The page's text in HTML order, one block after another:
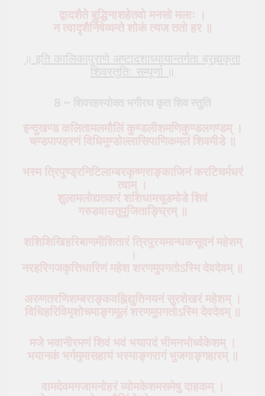
द्वादशैते बुद्धिनाशहेतवो मनसो मलाः ।
न त्वादृशैर्निषेव्यन्ते शोकं त्यज ततो हर ॥
॥ इति कालिकापुराणे अष्टादशाध्यायान्तर्गता ब्रह्मकृता
शिवस्तुतिः सम्पूर्णा ॥
इन्दुखण्ड कलितामलमौलिं कुण्डलीशमणिकुण्डलगण्डम् ।
चण्डपापहरणं विधिमुण्डोल्लासिपाणिकमलं शिवमीडे ॥
भस्म त्रिपुण्ड्रनिटिलाम्बरकृष्णराङ्काजिनं करटिचर्मधरं
त्वाम् ।
शुलामलोद्यतकरं शशिधामचूडमोडे शिवं
गरुडवाउतुपूजिताङ्घ्रिम् ॥
शशिशिखिहरिबाणमीशितारं त्रिपुरयमान्धकसूदनं महेशम्
।
नरहरिगजकृत्तिधारिणं महेश शरणमुपगतोऽस्मि देवदेवम् ॥
अरुणतरणिशम्बराङ्कवह्निद्युतिनयनं सुरशेखरं महेशम् ।
विधिहरिविमृशोचमाङ्गमूलं शरणमुपगतोऽस्मि देवदेवम् ॥
मजे भवानीरमणं शिवं भवं भयापदं भीमनभोर्ध्वकेशम् ।
भयानकं भर्गमुमासहायं भस्माङ्गरागं भुजगाङ्गहारम् ॥
वामदेवमगजामनोहरं व्योमकेशमसमेषु दाहकम् ।